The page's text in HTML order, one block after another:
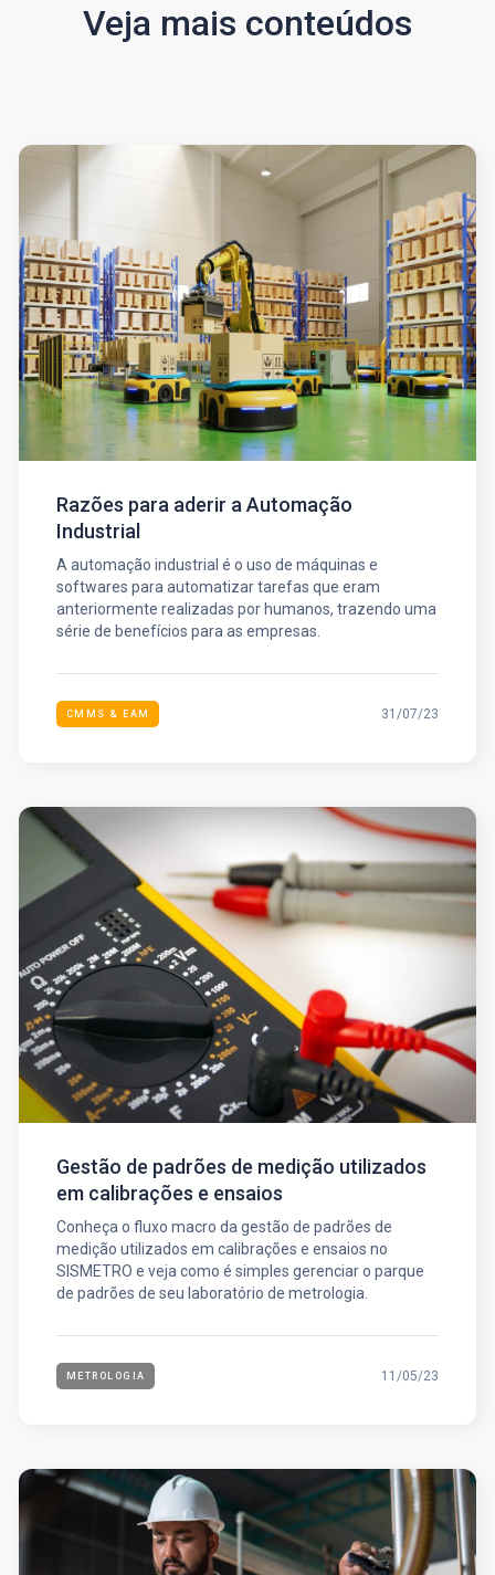
Veja mais conteúdos
Razões para aderir a Automação
Industrial
A automação industrial é o uso de máquinas e
softwares para automatizar tarefas que eram
anteriormente realizadas por humanos, trazendo uma
série de benefícios para as empresas.
CMMS & EAM 31/07/23
Gestão de padrões de medição utilizados
em calibrações e ensaios
Conheça o fluxo macro da gestão de padrões de
medição utilizados em calibrações e ensaios no
SISMETRO e veja como é simples gerenciar o parque
de padrões de seu laboratório de metrologia.
METROLOGIA 11/05/23